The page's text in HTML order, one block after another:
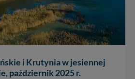
i Krutynia w jesiennej
październik 2025 r.